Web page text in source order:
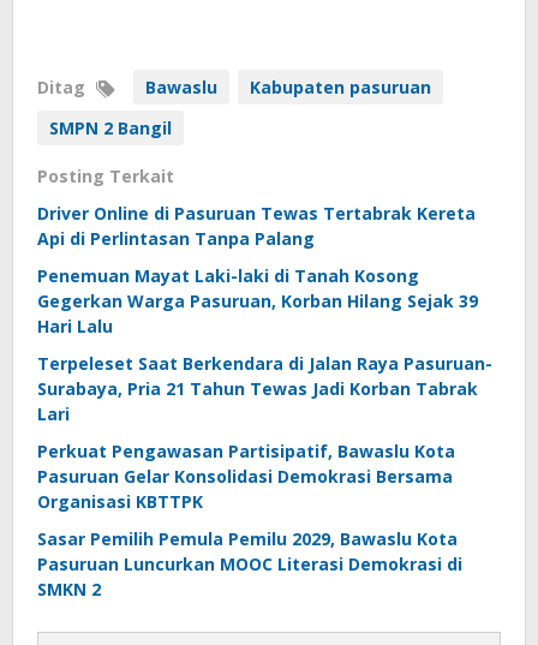
Ditag Bawaslu
Kabupaten pasuruan
SMPN 2 Bangil
Posting Terkait
Driver Online di Pasuruan Tewas Tertabrak Kereta
Api di Perlintasan Tanpa Palang
Penemuan Mayat Laki-laki di Tanah Kosong
Gegerkan Warga Pasuruan, Korban Hilang Sejak 39
Hari Lalu
Terpeleset Saat Berkendara di Jalan Raya Pasuruan-
Surabaya, Pria 21 Tahun Tewas Jadi Korban Tabrak
Lari
Perkuat Pengawasan Partisipatif, Bawaslu Kota
Pasuruan Gelar Konsolidasi Demokrasi Bersama
Organisasi KBTTPK
Sasar Pemilih Pemula Pemilu 2029, Bawaslu Kota
Pasuruan Luncurkan MOOC Literasi Demokrasi di
SMKN 2